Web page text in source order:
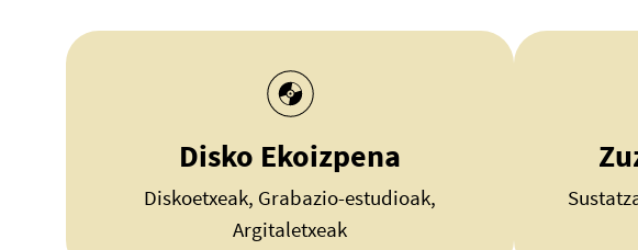
Disko Ekoizpena
Diskoetxeak, Grabazio-estudioak,
Argitaletxeak